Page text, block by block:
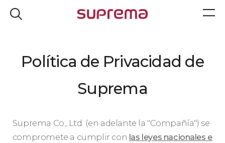
Política de Privacidad de
Suprema
Suprema Co., Ltd. (en adelante la "Compañía") se
compromete a cumplir con las leyes nacionales e